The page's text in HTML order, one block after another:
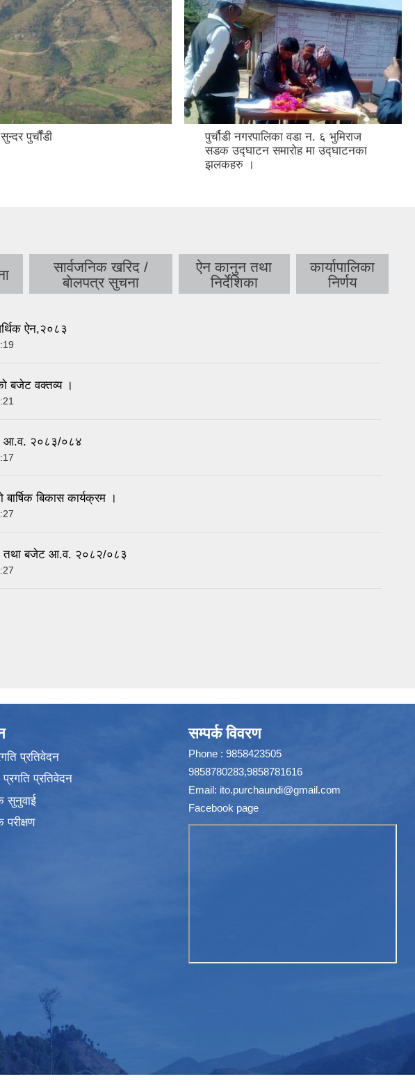
पुर्चौंडी
पुर्चौडी नगरपालिका वडा न. ६ भुमिराज
सडक उद्घ‍ाटन समारोह मा उद्घ‍ाटनका
झलकहरु ।
सार्वजनिक खरिद /
बाेलपत्र सुचना
ऐन कानुन तथा
निर्देशिका
कार्यापालिका
निर्णय
ऐन,२०८३
बजेट वक्तव्य ।
आ.व. २०८३/०८४
बिकास कार्यक्रम ।
तथा बजेट आ.व. २०८२/०८३
प्रतिवेदन
प्रतिवेदन
सुनुवाई
परीक्षण
सम्पर्क विवरण
Phone : 9858423505
9858780283,9858781616
Email: ito.purchaundi@gmail.com
Facebook page